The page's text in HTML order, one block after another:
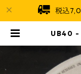
税込
UB40